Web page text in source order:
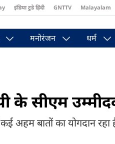
इंडिया टुडे हिंदी GNTTV Malayalam
मनोरंजन धर्म
सीएम
अहम बातों का योगदान